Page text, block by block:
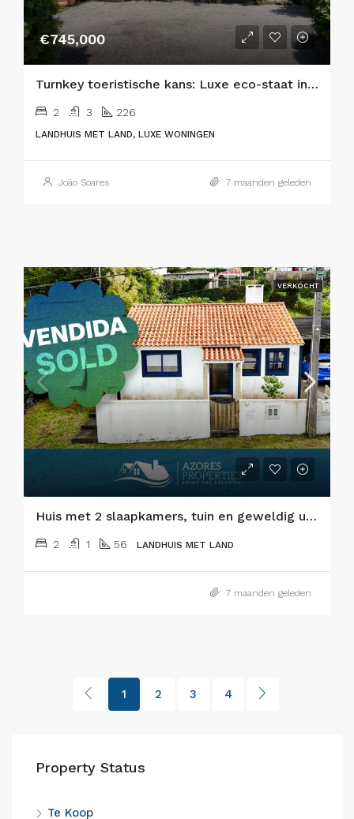
€745,000
Turnkey toeristische kans: Luxe eco-staat in het hart van de natuur
2 3 226
LANDHUIS MET LAND, LUXE WONINGEN
João Soares 7 maanden geleden
VERKOCHT
Huis met 2 slaapkamers, tuin en geweldig uitzicht op het eiland Faial
2 1 56 LANDHUIS MET LAND
7 maanden geleden
1 2 3 4
Property Status
Te Koop